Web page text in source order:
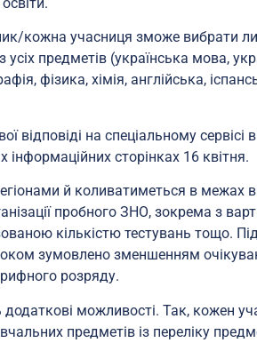
кожна учасниця зможе вибрати
предметів (українська мова,
фізика, хімія, англійська,
відповіді на спеціальному сервісі
інформаційних сторінках 16 квітня.
й коливатиметься в межах
пробного ЗНО, зокрема з
кількістю тестувань тощо.
зумовлено зменшенням
розряду.
можливості. Так, кожен
предметів із переліку